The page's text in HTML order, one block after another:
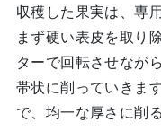
収穫した果実は、専
まず硬い表皮を取り
ターで回転させなが
帯状に削っていきま
で、均一な厚さに削